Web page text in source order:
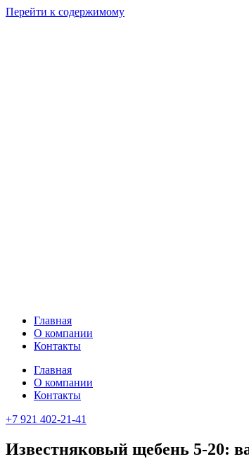
Перейти к содержимому
Главная
О компании
Контакты
Главная
О компании
Контакты
+7 921 402-21-41
Известняковый щебень 5-20: